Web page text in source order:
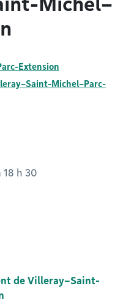
Extension
Michel–Parc-
18 h 30
de Villeray–Saint-